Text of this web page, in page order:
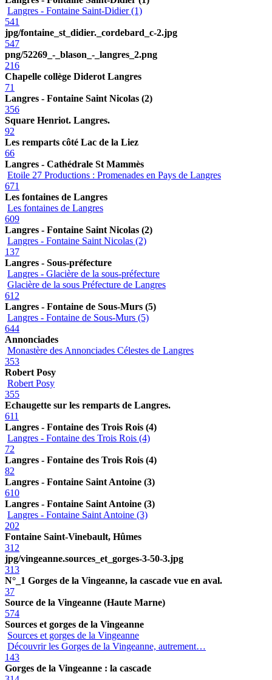
Langres - Fontaine Saint-Didier (1)
541
jpg/fontaine_st_didier._cordebard_c-2.jpg
547
png/52269_-_blason_-_langres_2.png
216
Chapelle collège Diderot Langres
71
Langres - Fontaine Saint Nicolas (2)
356
Square Henriot. Langres.
92
Les remparts côté Lac de la Liez
66
Langres - Cathédrale St Mammès
Etoile 27 Productions : Promenades en Pays de Langres
671
Les fontaines de Langres
Les fontaines de Langres
609
Langres - Fontaine Saint Nicolas (2)
Langres - Fontaine Saint Nicolas (2)
137
Langres - Sous-préfecture
Langres - Glacière de la sous-préfecture
Glacière de la sous Préfecture de Langres
612
Langres - Fontaine de Sous-Murs (5)
Langres - Fontaine de Sous-Murs (5)
644
Annonciades
Monastère des Annonciades Célestes de Langres
353
Robert Posy
Robert Posy
355
Echaugette sur les remparts de Langres.
611
Langres - Fontaine des Trois Rois (4)
Langres - Fontaine des Trois Rois (4)
72
Langres - Fontaine des Trois Rois (4)
82
Langres - Fontaine Saint Antoine (3)
610
Langres - Fontaine Saint Antoine (3)
Langres - Fontaine Saint Antoine (3)
202
Fontaine Saint-Vinebault, Hûmes
312
jpg/vingeanne.sources_et_gorges-3-50-3.jpg
313
N°_1 Gorges de la Vingeanne, la cascade vue en aval.
37
Source de la Vingeanne (Haute Marne)
574
Sources et gorges de la Vingeanne
Sources et gorges de la Vingeanne
Découvrir les Gorges de la Vingeanne, autrement…
143
Gorges de la Vingeanne : la cascade